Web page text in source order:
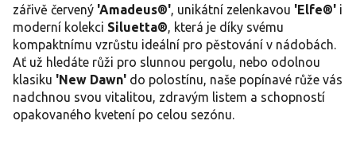
zářivě červený 'Amadeus®' , unikátní zelenkavou 'Elfe®' i
moderní kolekci Siluetta® , která je díky svému
kompaktnímu vzrůstu ideální pro pěstování v nádobách.
Ať už hledáte růži pro slunnou pergolu, nebo odolnou
klasiku 'New Dawn' do polostínu, naše popínavé růže vás
nadchnou svou vitalitou, zdravým listem a schopností
opakovaného kvetení po celou sezónu.